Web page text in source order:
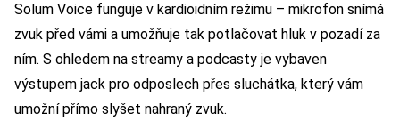
Solum Voice funguje v kardioidním režimu – mikrofon snímá
zvuk před vámi a umožňuje tak potlačovat hluk v pozadí za
ním. S ohledem na streamy a podcasty je vybaven
výstupem jack pro odposlech přes sluchátka, který vám
umožní přímo slyšet nahraný zvuk.